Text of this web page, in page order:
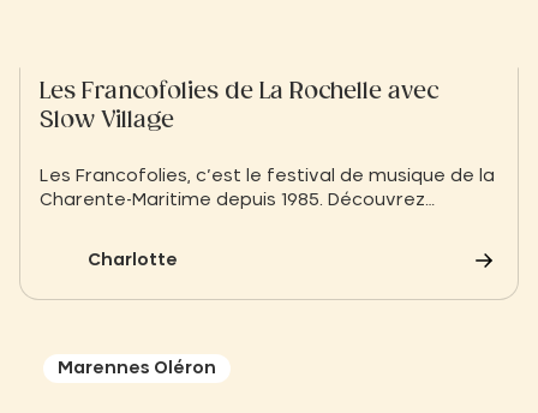
Les Francofolies de La Rochelle avec
Slow Village
Les Francofolies, c’est le festival de musique de la
Charente-Maritime depuis 1985. Découvrez
Charlotte
Marennes Oléron